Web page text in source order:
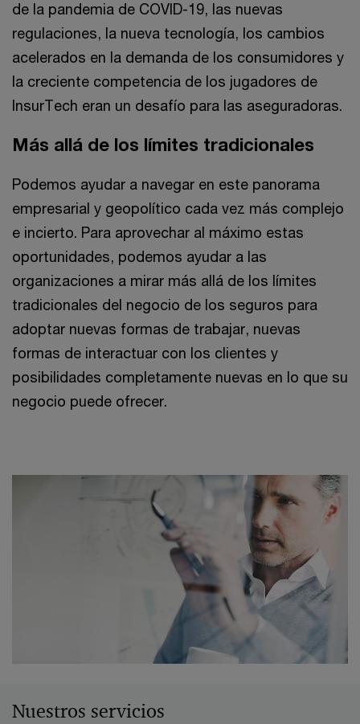
de la pandemia de COVID-19, las nuevas
regulaciones, la nueva tecnología, los cambios
acelerados en la demanda de los consumidores y
la creciente competencia de los jugadores de
InsurTech eran un desafío para las aseguradoras.
Más allá de los límites tradicionales
Podemos ayudar a navegar en este panorama
empresarial y geopolítico cada vez más complejo
e incierto. Para aprovechar al máximo estas
oportunidades, podemos ayudar a las
organizaciones a mirar más allá de los límites
tradicionales del negocio de los seguros para
adoptar nuevas formas de trabajar, nuevas
formas de interactuar con los clientes y
posibilidades completamente nuevas en lo que su
negocio puede ofrecer.
Nuestros servicios